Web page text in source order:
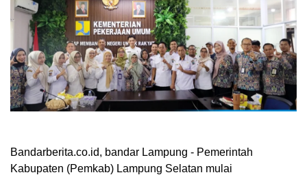
Bandarberita.co.id, bandar Lampung - Pemerintah
Kabupaten (Pemkab) Lampung Selatan mulai